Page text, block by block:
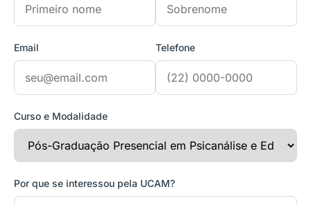
Email Telefone
Curso e Modalidade
Por que se interessou pela UCAM?